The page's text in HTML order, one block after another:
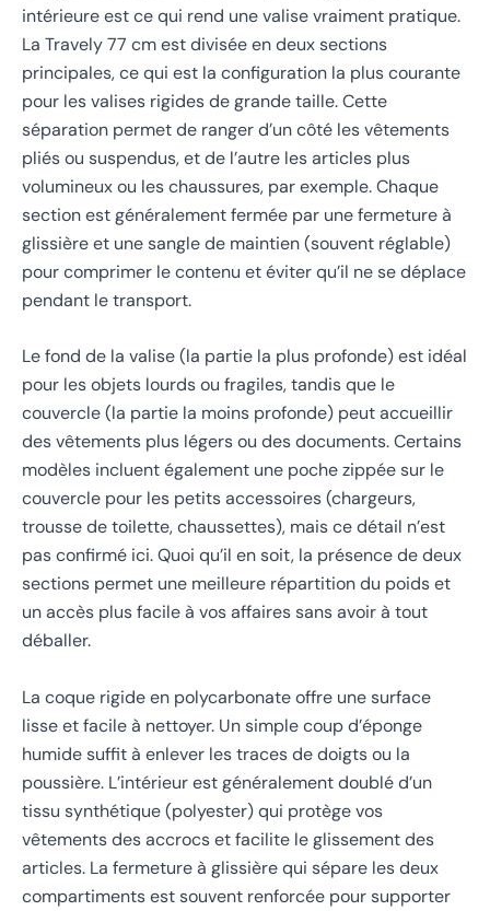
intérieure est ce qui rend une valise vraiment pratique.
La Travely 77 cm est divisée en deux sections
principales, ce qui est la configuration la plus courante
pour les valises rigides de grande taille. Cette
séparation permet de ranger d’un côté les vêtements
pliés ou suspendus, et de l’autre les articles plus
volumineux ou les chaussures, par exemple. Chaque
section est généralement fermée par une fermeture à
glissière et une sangle de maintien (souvent réglable)
pour comprimer le contenu et éviter qu’il ne se déplace
pendant le transport.
Le fond de la valise (la partie la plus profonde) est idéal
pour les objets lourds ou fragiles, tandis que le
couvercle (la partie la moins profonde) peut accueillir
des vêtements plus légers ou des documents. Certains
modèles incluent également une poche zippée sur le
couvercle pour les petits accessoires (chargeurs,
trousse de toilette, chaussettes), mais ce détail n’est
pas confirmé ici. Quoi qu’il en soit, la présence de deux
sections permet une meilleure répartition du poids et
un accès plus facile à vos affaires sans avoir à tout
déballer.
La coque rigide en polycarbonate offre une surface
lisse et facile à nettoyer. Un simple coup d’éponge
humide suffit à enlever les traces de doigts ou la
poussière. L’intérieur est généralement doublé d’un
tissu synthétique (polyester) qui protège vos
vêtements des accrocs et facilite le glissement des
articles. La fermeture à glissière qui sépare les deux
compartiments est souvent renforcée pour supporter